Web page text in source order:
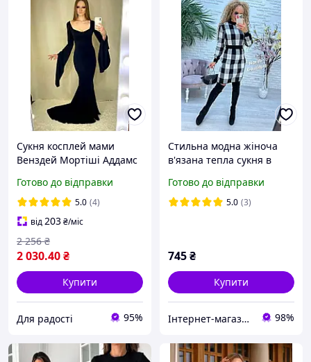
Сукня косплей мами
Венздей Мортіші Аддамс
рукавами, обтягуюча,
готична. 40 Чорний
Готово до відправки
5.0 (4)
від203₴/міс
2 030.40₴
2 256 ₴
Купити
Для радості 95%
Стильна модна жіноча
в'язана тепла сукня в
Кольори різні
Готово до відправки
5.0 (3)
745₴
Купити
Інтернет-магазин "Butterfly" 98%